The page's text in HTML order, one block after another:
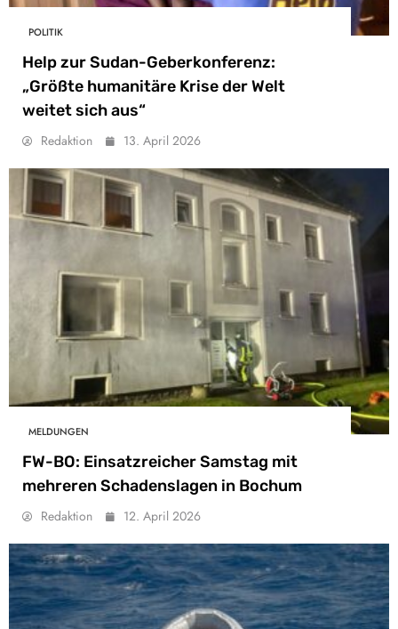
POLITIK
Help zur Sudan-Geberkonferenz:
„Größte humanitäre Krise der Welt
weitet sich aus“
Redaktion 13. April 2026
MELDUNGEN
FW-BO: Einsatzreicher Samstag mit
mehreren Schadenslagen in Bochum
Redaktion 12. April 2026